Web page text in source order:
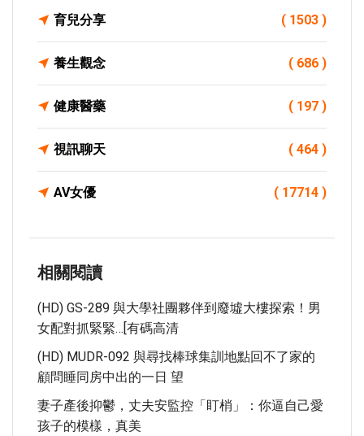
育兒分享 ( 1503 )
養生觀念 ( 686 )
健康醫藥 ( 197 )
視訊聊天 ( 464 )
AV女優 ( 17714 )
相關閱讀
(HD) GS-289 與大學社團夥伴到廢墟大樓探索！男
女配對抓緊緊…[有碼高清
(HD) MUDR-092 與尋找棒球集訓地點回不了家的
顧問睡同房中出的一日 望
妻子產後抑鬱，丈夫安監控「盯梢」：你逼自己愛
孩子的模樣，真美